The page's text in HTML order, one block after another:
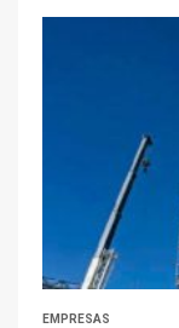
EMPRESAS